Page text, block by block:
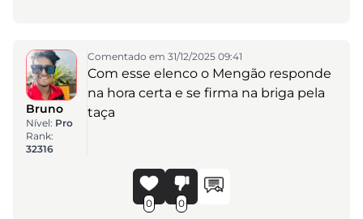
Bruno
Nível: Pro
Rank:
32316
Comentado em 31/12/2025 09:41
Com esse elenco o Mengão responde
na hora certa e se firma na briga pela
taça
0 0